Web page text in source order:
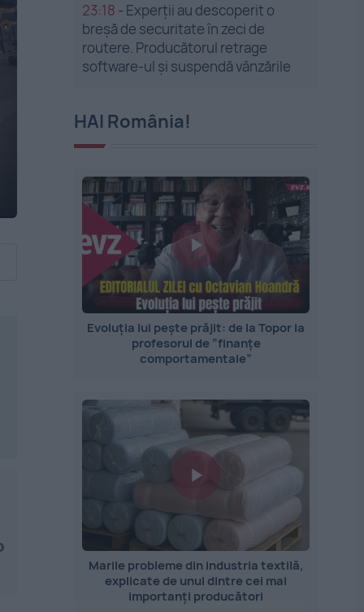
23:18 - Experții au descoperit o
breșă de securitate în zeci de
routere. Producătorul retrage
software-ul și suspendă vânzările
HAI România!
Evoluția lui pește prăjit: de la Topor la
profesorul de ”finanțe
comportamentale”
Marile probleme din industria textilă,
explicate de unul dintre cei mai
importanți producători